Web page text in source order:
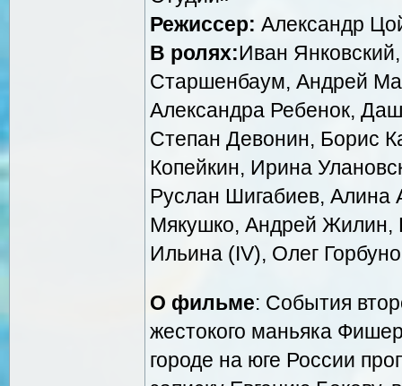
Режиссер: Александр
В ролях:Иван
Старшенбаум, Андрей
Александра Ребенок,
Степан Девонин, Борис
Копейкин, Ирина
Руслан Шигабиев, Алина
Мякушко, Андрей Жилин,
Ильина (IV), Олег
О фильме: События
жестокого маньяка
городе на юге России